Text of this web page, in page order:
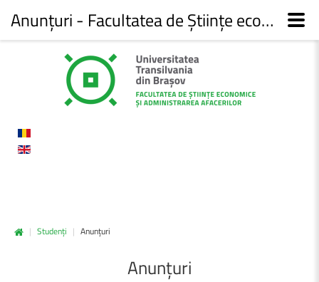
| Studenți | Anunțuri
Anunțuri
Anunțuri - Facultatea de Științe economice și administrarea afacerilor